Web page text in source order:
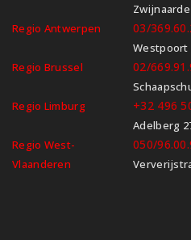
Zwijnaarde
Regio Antwerpen
03/
Westpoort
Regio Brussel
02/
Regio Limburg
+32 496
Adelberg
Regio West-
Vlaanderen
050/